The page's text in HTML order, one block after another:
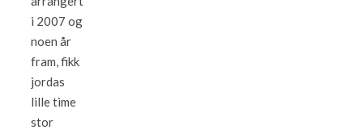
i 2007 og
noen år
fram, fikk
jordas
lille time
stor